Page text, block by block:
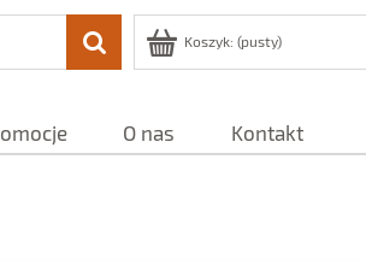
Koszyk: (pusty)
O nas Kontakt